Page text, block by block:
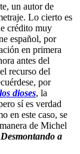
un autor de
Lo cierto es
crédito muy
español, por
en primera
antes del
recurso del
por
dioses, la
sí es verdad
en este caso, se
de Michel
Desmontando a